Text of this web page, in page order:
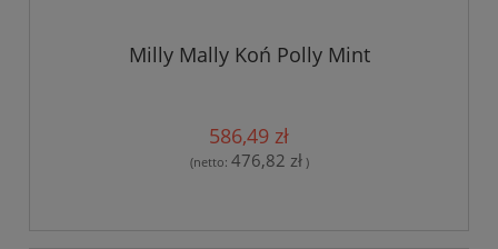
Milly Mally Koń Polly Mint
586,49 zł
(netto: 476,82 zł)